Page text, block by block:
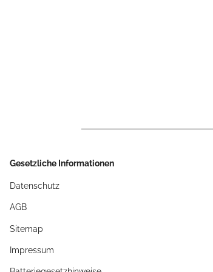
Gesetzliche Informationen
Datenschutz
AGB
Sitemap
Impressum